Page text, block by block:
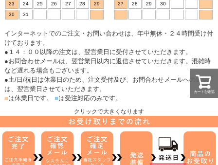
カートを確認
23
24 25 26 27 28
29
30
31
27
28 29 30
インターネットでのご注文・お問い合わせは、年中無休・２４時間受け付
けております。
●１４：００以降の注文は、翌営業日に受付させていただきます。
●お問合わせメールは、翌営業日以内に返信させていただきます。混雑時
など遅れる場合もございます。
●土/日/祝日は休業日のため、注文受付及び、お問合わせメールへの返信
は、翌営業日させていただきます。
■は休業日です。 ■は受注対応のみです。
クリックで大きくなります